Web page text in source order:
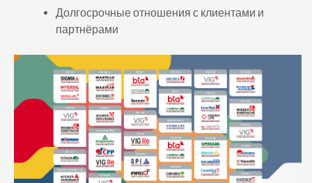
Долгосрочные отношения с клиентами и
партнёрами